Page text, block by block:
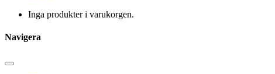
Inga produkter i varukorgen.
Navigera